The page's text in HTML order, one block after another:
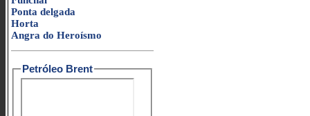
Ponta delgada
Horta
Angra do Heroísmo
Petróleo Brent